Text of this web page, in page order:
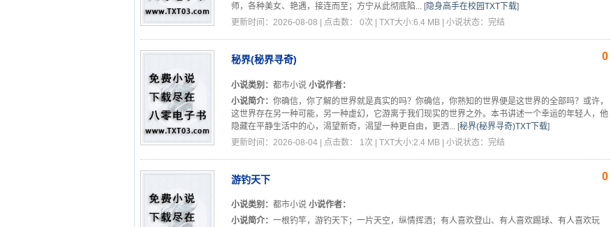
师，各种美女、艳遇，接连而至；方宁从此彻底陷... [隐身高手在校园TXT下载]
更新时间：2026-08-08 | 点击数： 0次 | TXT大小:6.4 MB | 小说状态：完结
秘界(秘界寻奇) 0
小说类别： 都市小说 小说作者：
小说简介： 你确信，你了解的世界就是真实的吗？你确信，你熟知的世界便是这世界的全部吗？或许，
这世界存在另一种可能，另一种虚幻，它游离于我们现实的世界之外。本书讲述一个幸运的年轻人，他
隐藏在平静生活中的心，渴望新奇，渴望一种更自由，更洒... [秘界(秘界寻奇)TXT下载]
更新时间：2026-08-04 | 点击数： 1次 | TXT大小:2.4 MB | 小说状态：完结
游钓天下 0
小说类别： 都市小说 小说作者：
小说简介： 一根钓竿，游钓天下；一片天空，纵情挥洒；有人喜欢登山、有人喜欢踢球、有人喜欢玩